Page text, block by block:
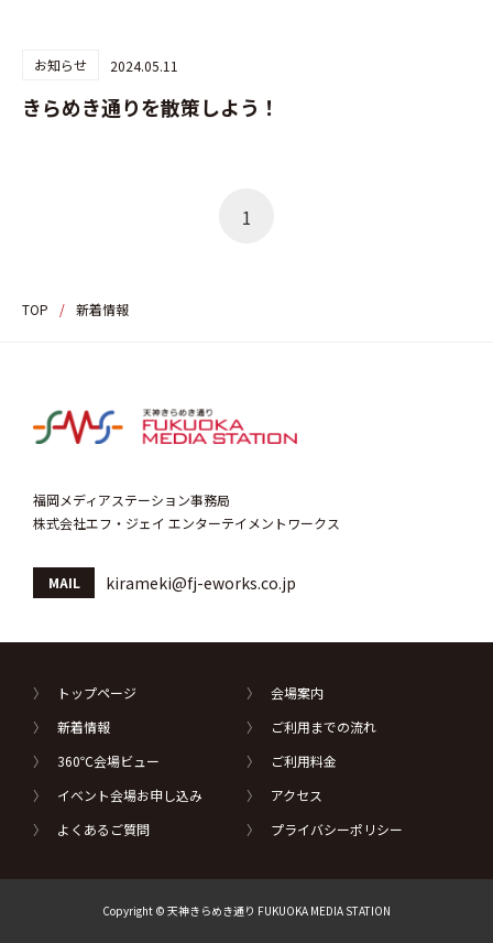
お知らせ 2024.05.11
きらめき通りを散策しよう！
1
TOP / 新着情報
福岡メディアステーション事務局
株式会社エフ・ジェイ エンターテイメントワークス
MAIL kirameki@fj-eworks.co.jp
トップページ
会場案内
新着情報
ご利用までの流れ
360℃会場ビュー
ご利用料金
イベント会場お申し込み
アクセス
よくあるご質問
プライバシーポリシー
Copyright © 天神きらめき通り FUKUOKA MEDIA STATION